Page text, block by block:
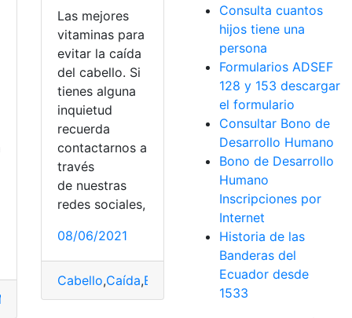
de medicamentos Tiempo
Salud,Omicrón,Síntomas
,Oficial,Precios
Las mejores
vitaminas para
evitar la caída
del cabello. Si
tienes alguna
inquietud
recuerda
contactarnos a
través
de nuestras
redes sociales,
08/06/2021
Cabello,Caída,Evitar Vitamina
Consulta cuantos
hijos tiene una
persona
Formularios ADSEF
128 y 153 descargar
el formulario
Consultar Bono de
Desarrollo Humano
Bono de Desarrollo
Humano
Inscripciones por
Internet
Historia de las
Banderas del
Ecuador desde
1533